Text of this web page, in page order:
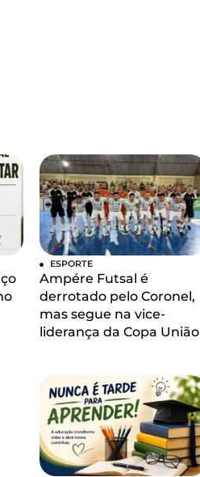
ESPORTE
Ampére Futsal é
derrotado pelo Coronel,
mas segue na vice-
liderança da Copa União